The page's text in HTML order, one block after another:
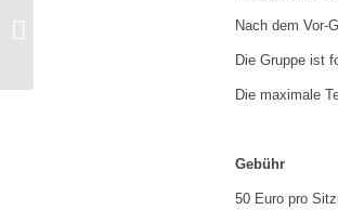
Nach dem Vor-
Die Gruppe ist
Die maximale
Gebühr
50 Euro pro
Developmental Trauma Workshop in